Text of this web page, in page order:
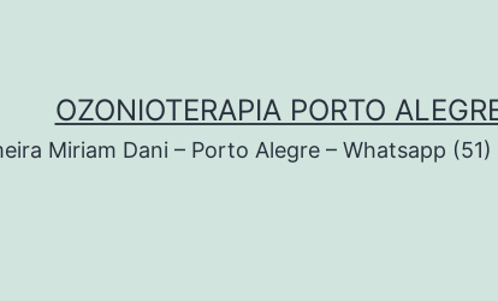
OZONIOTERAPIA PORTO
Miriam Dani – Porto Alegre – Whatsapp